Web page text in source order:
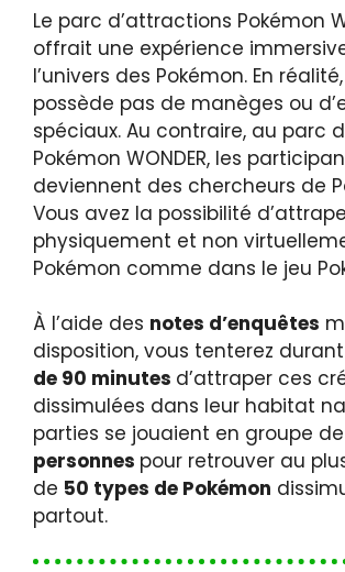
Le parc d’attractions Pokémon
offrait une expérience
l’univers des Pokémon. En
possède pas de manèges ou
spéciaux. Au contraire, au parc
Pokémon WONDER, les
deviennent des chercheurs de
Vous avez la possibilité
physiquement et non
Pokémon comme dans le jeu
À l’aide des notes d’enquêtes
disposition, vous tenterez
de 90 minutes d’attraper ces
dissimulées dans leur habitat
parties se jouaient en groupe de
personnes pour retrouver au
de 50 types de Pokémon
partout.